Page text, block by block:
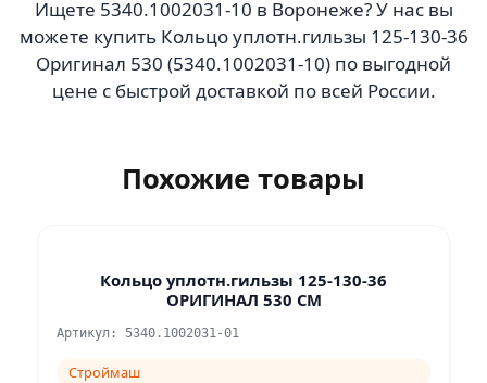
Ищете 5340.1002031-10 в Воронеже? У нас вы
можете купить Кольцо уплотн.гильзы 125-130-36
Оригинал 530 (5340.1002031-10) по выгодной
цене с быстрой доставкой по всей России.
Похожие товары
Кольцо уплотн.гильзы 125-130-36
ОРИГИНАЛ 530 СМ
Артикул: 5340.1002031-01
Строймаш